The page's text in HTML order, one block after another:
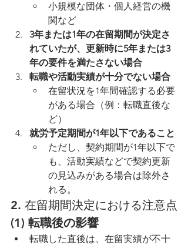
小規模な団体・個人経営の機
関など
3年または1年の在留期間が決定さ
れていたが、更新時に5年または3
年の要件を満たさない場合
転職や活動実績が十分でない場合
在留状況を1年間確認する必要
がある場合（例：転職直後な
ど）
就労予定期間が1年以下であること
ただし、契約期間が1年以下で
も、活動実績などで契約更新
の見込みがある場合は除外さ
れる。
2. 在留期間決定における注意点
(1) 転職後の影響
転職した直後は、在留実績が不十